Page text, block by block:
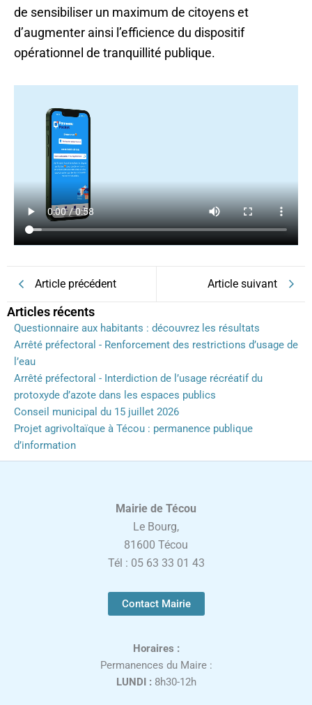
de sensibiliser un maximum de citoyens et
d’augmenter ainsi l’efficience du dispositif
opérationnel de tranquillité publique.
Article précédent Article suivant
Articles récents
Questionnaire aux habitants : découvrez les résultats
Arrêté préfectoral - Renforcement des restrictions d’usage de
l’eau
Arrêté préfectoral - Interdiction de l’usage récréatif du
protoxyde d’azote dans les espaces publics
Conseil municipal du 15 juillet 2026
Projet agrivoltaïque à Técou : permanence publique
d’information
Mairie de Técou
Le Bourg,
81600 Técou
Tél : 05 63 33 01 43
Contact Mairie
Horaires :
Permanences du Maire :
LUNDI : 8h30-12h